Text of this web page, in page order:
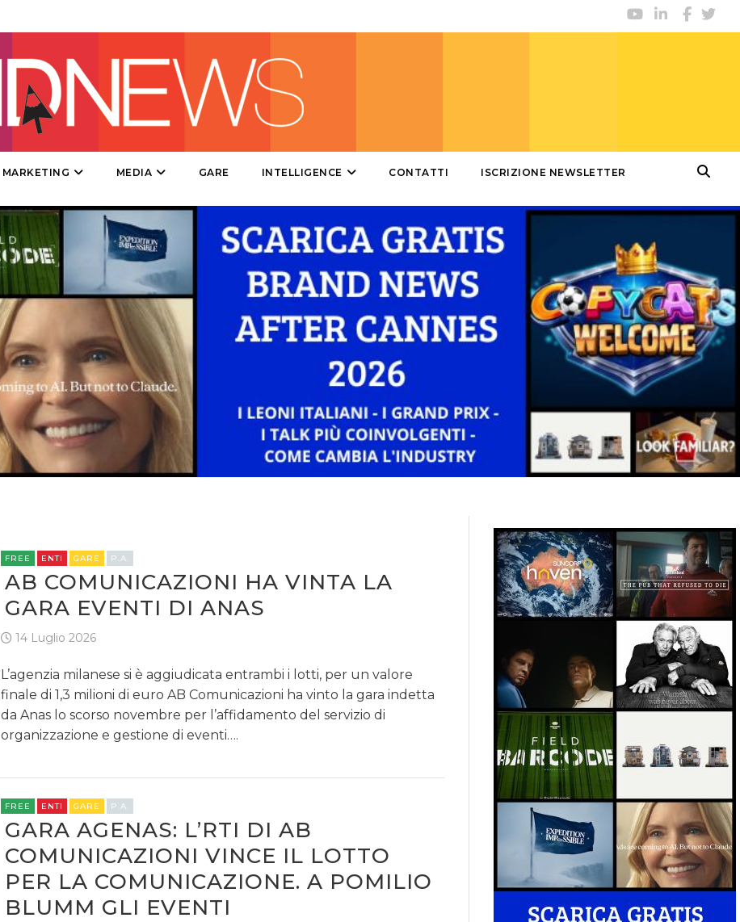
DATI
NORMATIVE
TREND
CASE HISTORY
OPINIONI
MARKETING MEDIA GARE INTELLIGENCE CONTATTI ISCRIZIONE NEWSLETTER
FREE ENTI GARE P.A.
AB COMUNICAZIONI HA VINTA LA
GARA EVENTI DI ANAS
14 Luglio 2026
L’agenzia milanese si è aggiudicata entrambi i lotti, per un valore
finale di 1,3 milioni di euro AB Comunicazioni ha vinto la gara indetta
da Anas lo scorso novembre per l’affidamento del servizio di
organizzazione e gestione di eventi….
FREE ENTI GARE P.A.
GARA AGENAS: L’RTI DI AB
COMUNICAZIONI VINCE IL LOTTO
PER LA COMUNICAZIONE. A POMILIO
BLUMM GLI EVENTI